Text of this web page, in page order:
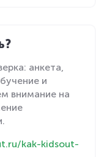
анкета,
и
внимание на
kak-kidsout-